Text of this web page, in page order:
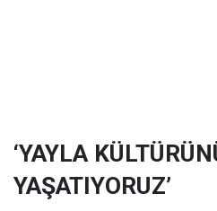
‘YAYLA
YAŞATIYORUZ’